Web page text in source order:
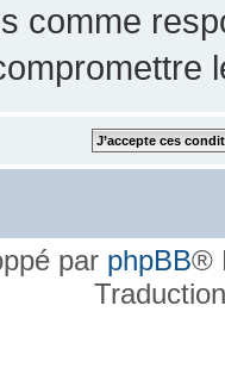
comme
par phpBB®